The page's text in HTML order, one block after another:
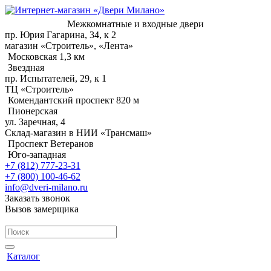
Межкомнатные и входные двери
пр. Юрия Гагарина, 34, к 2
магазин «Строитель», «Лента»
Московская 1,3 км
Звездная
пр. Испытателей, 29, к 1
ТЦ «Строитель»
Комендантский проспект 820 м
Пионерская
ул. Заречная, 4
Склад-магазин в НИИ «Трансмаш»
Проспект Ветеранов
Юго-западная
+7 (812) 777-23-31
+7 (800) 100-46-62
info@dveri-milano.ru
Заказать звонок
Вызов замерщика
Каталог